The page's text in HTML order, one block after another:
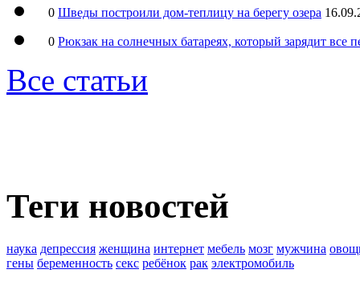
0 Шведы построили дом-теплицу на берегу озера
0 Рюкзак на солнечных батареях, который зарядит все
Все статьи
Теги новостей
наука депрессия женщина интернет мебель мозг мужчина
гены беременность секс ребёнок рак электромобиль